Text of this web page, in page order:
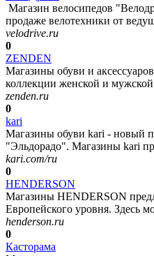
Магазин велосипедов
продаже велотехники от
velodrive.ru
0
ZENDEN
Магазины обуви и
коллекции женской и мужской
zenden.ru
0
kari
Магазины обуви kari - новый
"Эльдорадо". Магазины kari
kari.com/ru
0
HENDERSON
Магазины HENDERSON
Европейского уровня. Здесь
henderson.ru
0
Касторама